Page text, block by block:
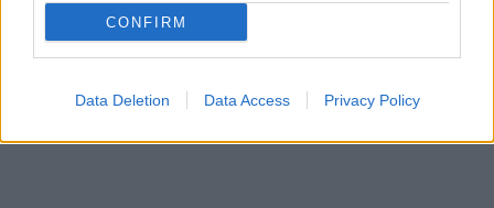
CONFIRM
Data Deletion Data Access Privacy Policy
O webu parabola.cz •O souborech cookies
Dovolená u moře• Bazény